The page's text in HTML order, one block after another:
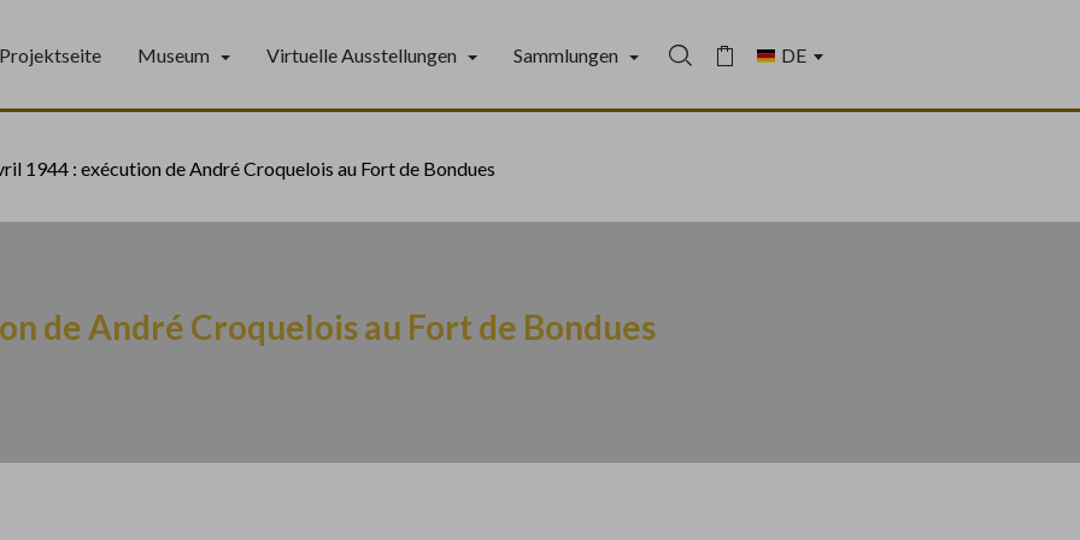
Projektseite Museum Virtuelle Ausstellungen Sammlungen In der Sammlung suchen
Warenkorb
1944 : exécution de André Croquelois au Fort de Bondues
de André Croquelois au Fort de Bondues